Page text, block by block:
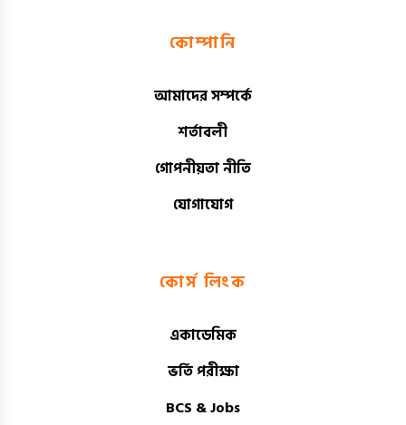
কোম্পানি
আমাদের সম্পর্কে
শর্তাবলী
গোপনীয়তা নীতি
যোগাযোগ
কোর্স লিংক
একাডেমিক
ভর্তি পরীক্ষা
BCS & Jobs